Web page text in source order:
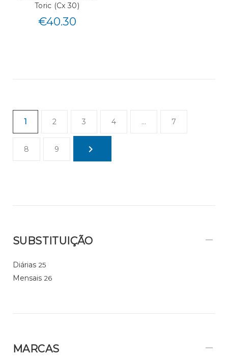
Toric (Cx 30)
€40.30
1 2 3 4 … 7
8 9
SUBSTITUIÇÃO
Diárias 25
Mensais 26
MARCAS